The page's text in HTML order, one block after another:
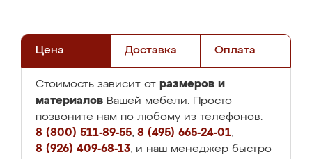
Цена Доставка Оплата
Стоимость зависит от размеров и
материалов Вашей мебели. Просто
позвоните нам по любому из телефонов:
8 (800) 511-89-55, 8 (495) 665-24-01,
8 (926) 409-68-13, и наш менеджер быстро